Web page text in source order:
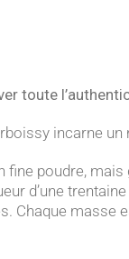
toute
incarne
fine poudre,
d’une
masse